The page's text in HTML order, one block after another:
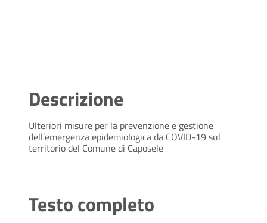
Descrizione
Ulteriori misure per la prevenzione e gestione
dell’emergenza epidemiologica da COVID-19 sul
territorio del Comune di Caposele
Testo completo